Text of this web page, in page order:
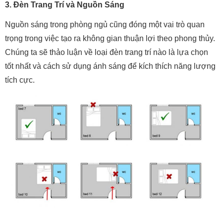
3. Đèn Trang Trí và Nguồn Sáng
Nguồn sáng trong phòng ngủ cũng đóng một vai trò quan
trọng trong việc tạo ra không gian thuận lợi theo phong thủy.
Chúng ta sẽ thảo luận về loại đèn trang trí nào là lựa chọn
tốt nhất và cách sử dụng ánh sáng để kích thích năng lượng
tích cực.